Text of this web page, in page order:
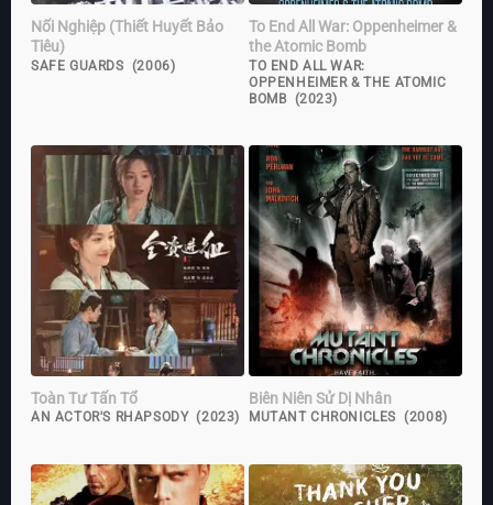
Nối Nghiệp (Thiết Huyết Bảo
Tiêu)
SAFE GUARDS (2006)
To End All War: Oppenheimer &
the Atomic Bomb
TO END ALL WAR:
OPPENHEIMER & THE ATOMIC
BOMB (2023)
Toàn Tư Tấn Tổ
AN ACTOR'S RHAPSODY (2023)
Biên Niên Sử Dị Nhân
MUTANT CHRONICLES (2008)